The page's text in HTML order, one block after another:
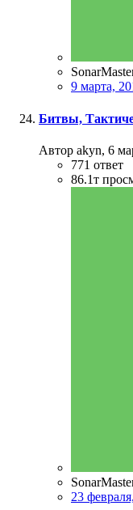
9 марта,
Битвы,
Автор akyn, 6
771 ответ
86.1т
23